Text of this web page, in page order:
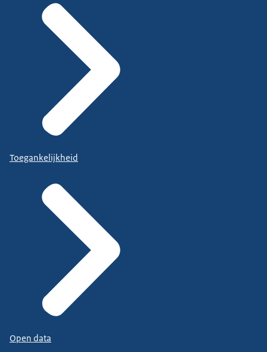
Toegankelijkheid
Open data